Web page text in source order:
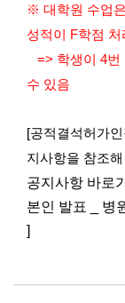
※ 대학원 수업
성적이 F학점 처
=> 학생이 4번
수 있음
[공적결석허가
지사항을 참조
공지사항 바로
본인 발표 _ 병
]